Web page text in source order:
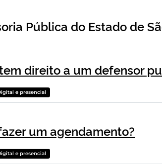
Pública do Estado de
direito a um defensor
e presencial
um agendamento?
e presencial